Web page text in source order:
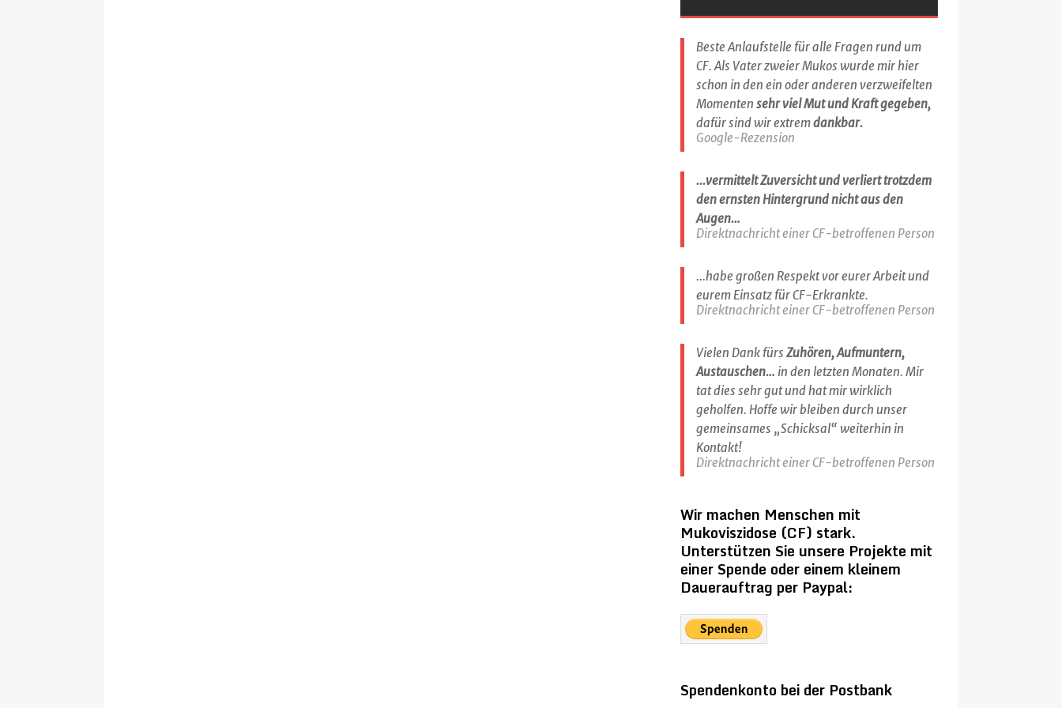
Beste Anlaufstelle für alle Fragen rund um
CF. Als Vater zweier Mukos wurde mir hier
schon in den ein oder anderen verzweifelten
Momenten sehr viel Mut und Kraft gegeben,
dafür sind wir extremdankbar.
Google-Rezension
...vermittelt Zuversicht und verliert trotzdem
den ernsten Hintergrund nicht aus den
Augen…
Direktnachricht einer CF-betroffenen Person
...habe großen Respekt vor eurer Arbeit und
eurem Einsatz für CF-Erkrankte.
Direktnachricht einer CF-betroffenen Person
Vielen Dank fürs Zuhören, Aufmuntern,
Austauschen… in den letzten Monaten. Mir
tat dies sehr gut und hat mir wirklich
geholfen. Hoffe wir bleiben durch unser
gemeinsames „Schicksal“ weiterhin in
Kontakt!
Direktnachricht einer CF-betroffenen Person
Wir machen Menschen mit
Mukoviszidose (CF) stark.
Unterstützen Sie unsere Projekte mit
einer Spende oder einem kleinem
Dauerauftrag per Paypal:
Spendenkonto bei der Postbank